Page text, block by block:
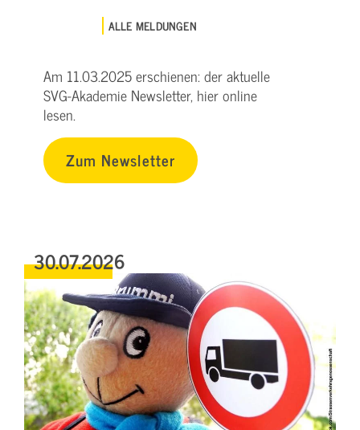
ALLE MELDUNGEN
Am 11.03.2025 erschienen: der aktuelle
SVG-Akademie Newsletter, hier online
lesen.
Zum Newsletter
30.07.2026